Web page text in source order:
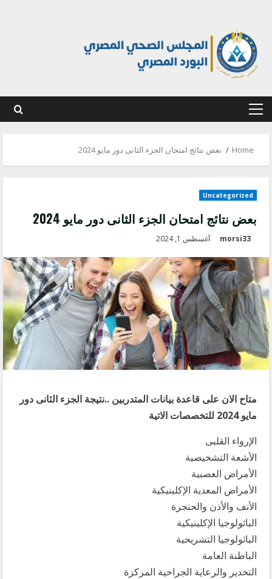
Primary
Home بعض نتائج امتحان الجزء الثانى دور مايو 2024
Uncategorized
بعض نتائج امتحان الجزء الثانى دور مايو 2024
morsi33 أغسطس 1, 2024
متاح الان على قاعدة بيانات المتدربين ..نتيجة الجزء الثانى دور
مايو 2024 للتخصصات الاتية
الإرواء القلبى
الأشعة التشخيصية
الأمراض العصبية
الأمراض المعدية الإكلينيكية
الأنف والأذن والحنجرة
الباثولوجيا الإكلينيكية
الباثولوجيا التشريحية
الباطنة العامة
التخدير والرعاية الجراحية المركزة